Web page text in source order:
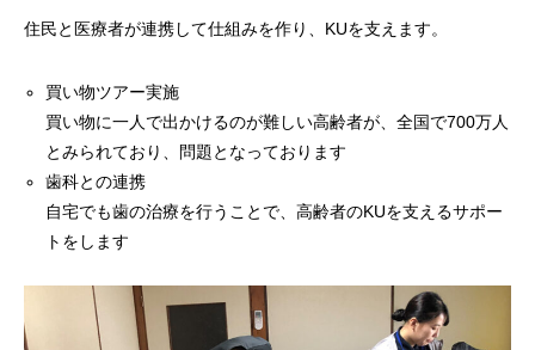
住民と医療者が連携して仕組みを作り、KUを支えます。
買い物ツアー実施
買い物に一人で出かけるのが難しい高齢者が、全国で700万人
とみられており、問題となっております
歯科との連携
自宅でも歯の治療を行うことで、高齢者のKUを支えるサポー
トをします